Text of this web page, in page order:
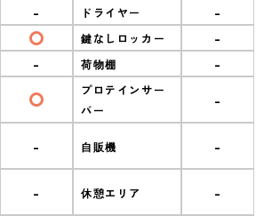
- ドライヤー -
鍵なしロッカー -
- 荷物棚 -
プロテインサー
バー
-
- 自販機 -
- 休憩エリア -